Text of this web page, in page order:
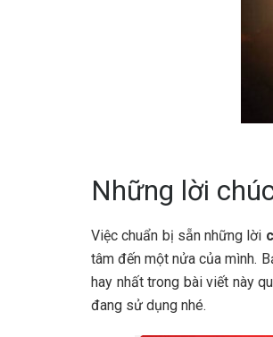
Những lời
Việc chuẩn bị sẵn những lời
tâm đến một nửa của mình.
hay nhất trong bài viết này
đang sử dụng nhé.